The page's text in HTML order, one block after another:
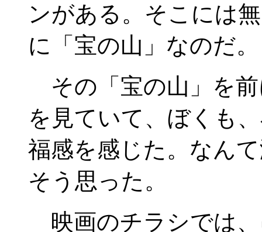
ンがある。そこには
に「宝の山」なのだ。
その「宝の山」を
を見ていて、ぼくも
福感を感じた。なん
そう思った。
映画のチラシでは